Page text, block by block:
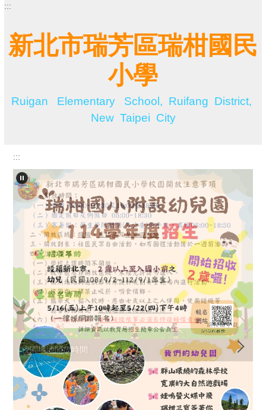
跳
主
要
內
:::
新北市瑞芳區瑞柑國民
小學
Ruigan Elementary School, Ruifang District,
New Taipei City
:::
校園場地開放時間